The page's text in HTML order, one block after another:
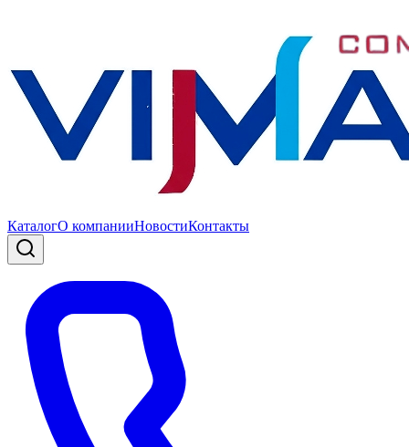
КаталогО компанииНовостиКонтакты